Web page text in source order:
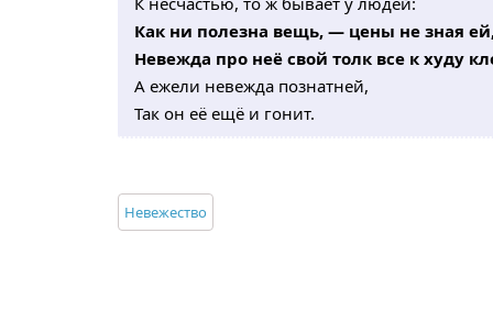
Как ни полезна вещь, — цены не зная
Невежда про неё свой толк все к худу
А ежели невежда познатней,
Так он её ещё и гонит.
Невежество